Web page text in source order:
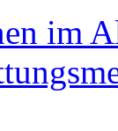
im